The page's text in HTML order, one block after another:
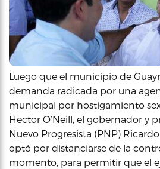
Luego que el municipio de
demanda radicada por una
municipal por hostigamiento
Hector O’Neill, el gobernador y
Nuevo Progresista (PNP)
optó por distanciarse de la
momento, para permitir que el